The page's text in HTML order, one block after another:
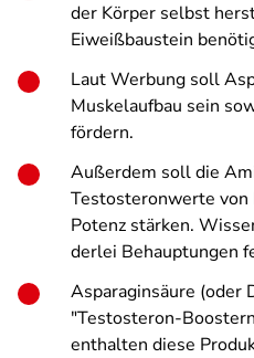
der Körper selbst
Eiweißbaustein
Laut Werbung soll
Muskelaufbau sein
fördern.
Außerdem soll die
Testosteronwerte von
Potenz stärken.
derlei Behauptungen
Asparaginsäure (oder
"Testosteron-
enthalten diese